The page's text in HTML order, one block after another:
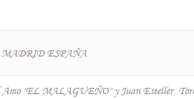
MADRID ESPAÑA
"EL MALAGUEÑO" y Juan Esteller.